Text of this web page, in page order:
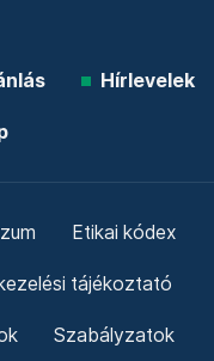
Hírlevelek
Etikai kódex
tájékoztató
Szabályzatok